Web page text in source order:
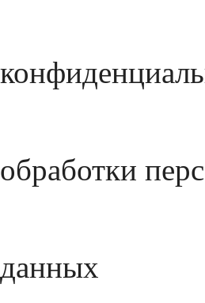
обработки
данных